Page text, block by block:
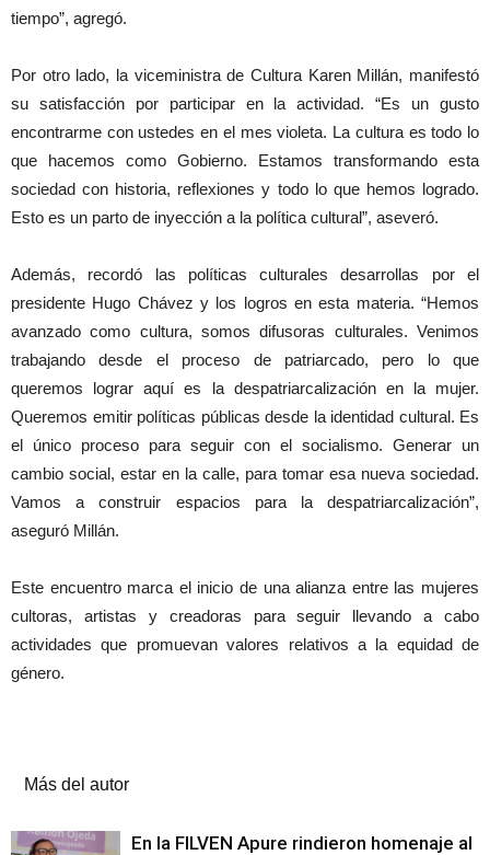
tiempo”, agregó.
Por otro lado, la viceministra de Cultura Karen Millán, manifestó
su satisfacción por participar en la actividad. “Es un gusto
encontrarme con ustedes en el mes violeta. La cultura es todo lo
que hacemos como Gobierno. Estamos transformando esta
sociedad con historia, reflexiones y todo lo que hemos logrado.
Esto es un parto de inyección a la política cultural”, aseveró.
Además, recordó las políticas culturales desarrollas por el
presidente Hugo Chávez y los logros en esta materia. “Hemos
avanzado como cultura, somos difusoras culturales. Venimos
trabajando desde el proceso de patriarcado, pero lo que
queremos lograr aquí es la despatriarcalización en la mujer.
Queremos emitir políticas públicas desde la identidad cultural. Es
el único proceso para seguir con el socialismo. Generar un
cambio social, estar en la calle, para tomar esa nueva sociedad.
Vamos a construir espacios para la despatriarcalización”,
aseguró Millán.
Este encuentro marca el inicio de una alianza entre las mujeres
cultoras, artistas y creadoras para seguir llevando a cabo
actividades que promuevan valores relativos a la equidad de
género.
Más del autor
En la FILVEN Apure rindieron homenaje al